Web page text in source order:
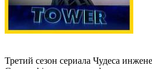
Третий сезон сериала Чудеса